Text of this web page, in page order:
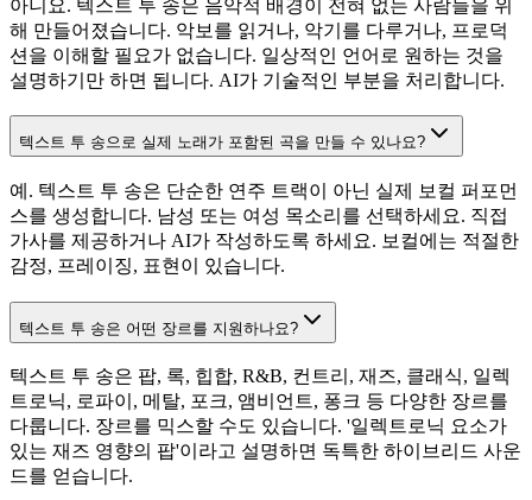
아니요. 텍스트 투 송은 음악적 배경이 전혀 없는 사람들을 위
해 만들어졌습니다. 악보를 읽거나, 악기를 다루거나, 프로덕
션을 이해할 필요가 없습니다. 일상적인 언어로 원하는 것을
설명하기만 하면 됩니다. AI가 기술적인 부분을 처리합니다.
텍스트 투 송으로 실제 노래가 포함된 곡을 만들 수 있나요?
예. 텍스트 투 송은 단순한 연주 트랙이 아닌 실제 보컬 퍼포먼
스를 생성합니다. 남성 또는 여성 목소리를 선택하세요. 직접
가사를 제공하거나 AI가 작성하도록 하세요. 보컬에는 적절한
감정, 프레이징, 표현이 있습니다.
텍스트 투 송은 어떤 장르를 지원하나요?
텍스트 투 송은 팝, 록, 힙합, R&B, 컨트리, 재즈, 클래식, 일렉
트로닉, 로파이, 메탈, 포크, 앰비언트, 퐁크 등 다양한 장르를
다룹니다. 장르를 믹스할 수도 있습니다. '일렉트로닉 요소가
있는 재즈 영향의 팝'이라고 설명하면 독특한 하이브리드 사운
드를 얻습니다.